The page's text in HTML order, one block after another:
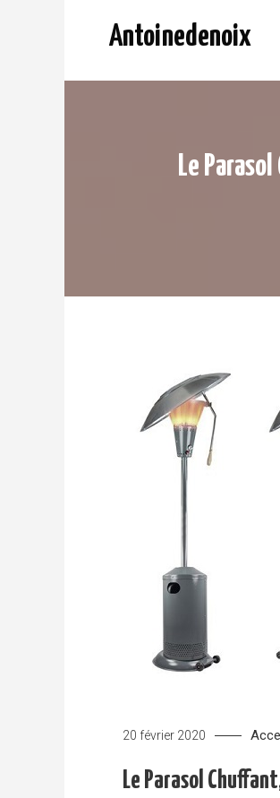
Antoinedenoix
Le
20 février 2020
Le Parasol